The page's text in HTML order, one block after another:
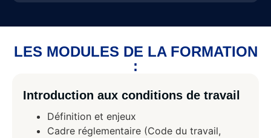
LES MODULES DE LA FORMATION
:
Introduction aux conditions de travail
Définition et enjeux
Cadre réglementaire (Code du travail,